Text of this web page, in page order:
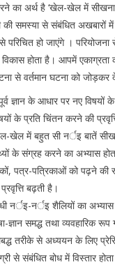
का अर्थ है ‘खेल-खेल में
की समस्या से संबंधित
परिचित हो जाएंगे ।
होता है। आपमें एकाग्रता
से वर्तमान घटना को जोड़कर
ज्ञान के आधार पर नए विषयों
के प्रति चिंतन करने की
खेल में बहुत सी नर्इ बातें
के संग्रह करने का अभ्यास
पत्र-पत्रिकाओं को पढ़ने की
बढ़ती है।
नर्इ-नर्इ शैलियों का अभ्यास
ज्ञान समद्ध तथा व्यवहारिक
तरीके से अध्ययन के लिए
से संबंधित बोध में विस्तार